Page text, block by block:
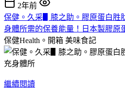
2年前
保健。久采▋膝之助。膠原蛋白胜
身體所需的保養能量！日本製膠原
保健Health。開箱 美味食記
繼續閱讀